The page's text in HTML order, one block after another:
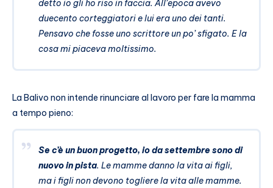
detto io gli ho riso in faccia. All’epoca avevo
duecento corteggiatori e lui era uno dei tanti.
Pensavo che fosse uno scrittore un po’ sfigato. E la
cosa mi piaceva moltissimo.
La Balivo non intende rinunciare al lavoro per fare la mamma
a tempo pieno:
Se c’è un buon progetto, io da settembre sono di
nuovo in pista. Le mamme danno la vita ai figli,
ma i figli non devono togliere la vita alle mamme.